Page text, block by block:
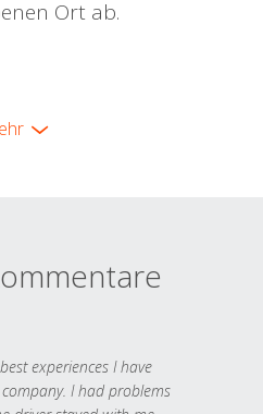
Ort ab.
experiences I have
I had problems